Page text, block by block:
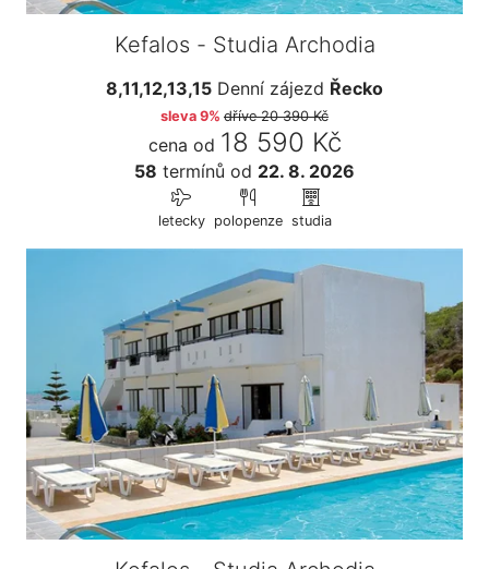
Kefalos - Studia Archodia
8,11,12,13,15 Denní zájezd Řecko
sleva 9% dříve20 390 Kč
cena od 18 590 Kč
58 termínů od 22. 8. 2026
letecky polopenze studia